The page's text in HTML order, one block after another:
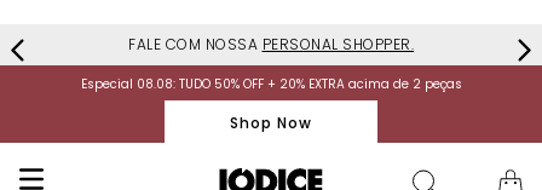
FALE COM NOSSA PERSONAL SHOPPER.
Especial 08.08: TUDO 50% OFF + 20% EXTRA acima de 2 peças
Shop Now